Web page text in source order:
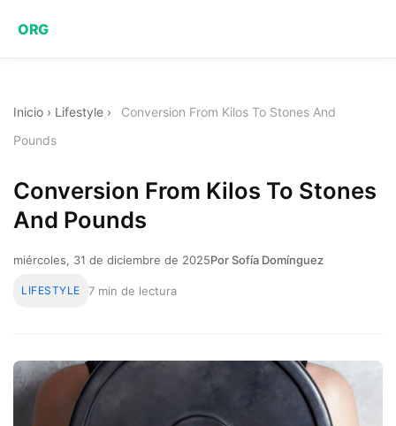
ORG
Inicio › Lifestyle ›
Conversion From Kilos To Stones And
Pounds
Conversion From Kilos To Stones
And Pounds
miércoles, 31 de diciembre de 2025Por Sofía Domínguez
LIFESTYLE 7 min de lectura